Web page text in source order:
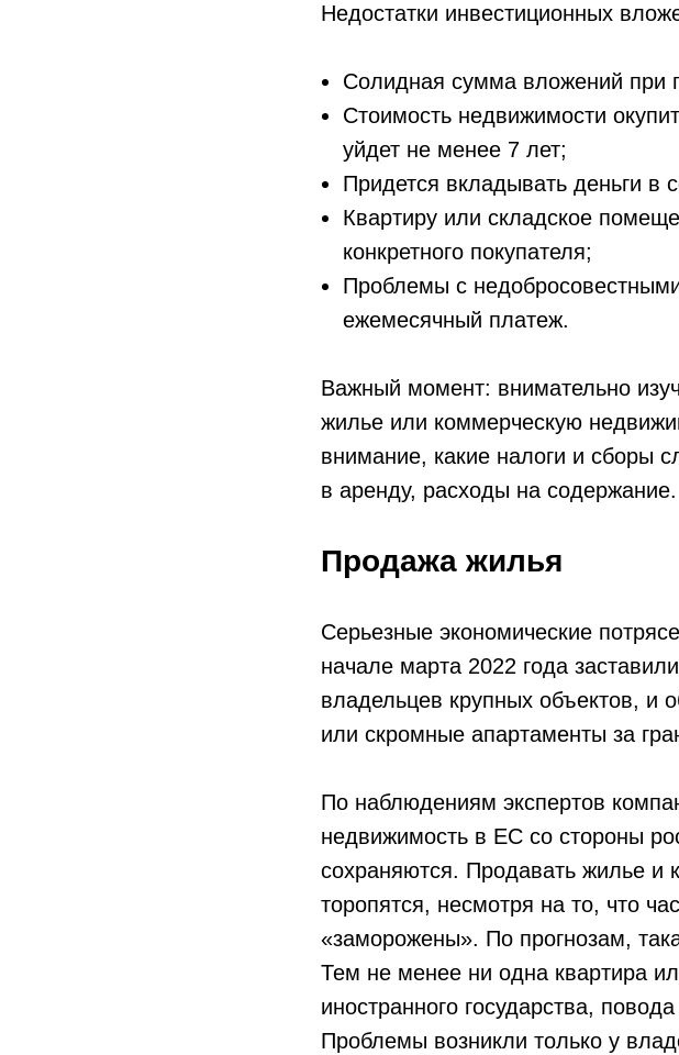
Недостатки инвестиционных
Солидная сумма вложений при
Стоимость недвижимости
уйдет не менее 7 лет;
Придется вкладывать деньги в
Квартиру или складское
конкретного покупателя;
Проблемы с
ежемесячный платеж.
Важный момент: внимательно
жилье или коммерческую
внимание, какие налоги и сборы
в аренду, расходы на содержание.
Продажа жилья
Серьезные экономические
начале марта 2022 года
владельцев крупных объектов, и
или скромные апартаменты за
По наблюдениям экспертов
недвижимость в ЕС со стороны
сохраняются. Продавать жилье и
торопятся, несмотря на то, что
«заморожены». По прогнозам,
Тем не менее ни одна квартира
иностранного государства,
Проблемы возникли только у